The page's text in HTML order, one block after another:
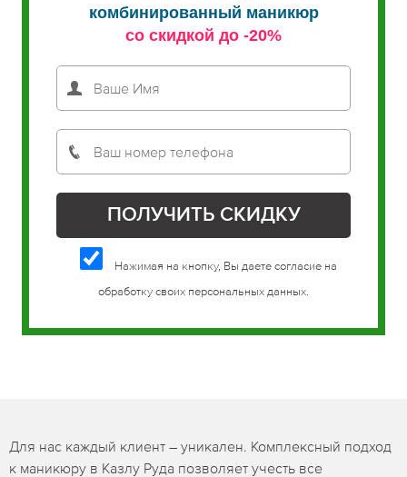
комбинированный маникюр
со скидкой до -20%
Нажимая на кнопку, Вы даете согласие на
обработку своих персональных данных.
Для нас каждый клиент – уникален. Комплексный подход
к маникюру в Казлу Руда позволяет учесть все